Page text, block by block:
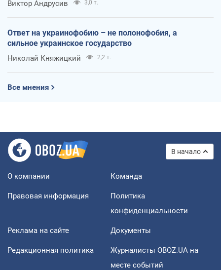
Виктор Андрусив 3,0 т.
Ответ на украинофобию – не полонофобия, а
сильное украинское государство
Николай Княжицкий 2,2 т.
Все мнения
В начало
О компании Команда
Правовая информация
Политика
конфиденциальности
Реклама на сайте Документы
Редакционная политика
Журналисты OBOZ.UA на
месте событий